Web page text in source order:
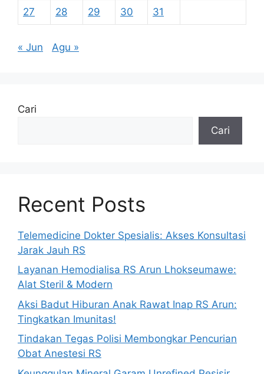
27 28 29 30 31
« Jun Agu »
Cari
Cari
Recent Posts
Telemedicine Dokter Spesialis: Akses Konsultasi
Jarak Jauh RS
Layanan Hemodialisa RS Arun Lhokseumawe:
Alat Steril & Modern
Aksi Badut Hiburan Anak Rawat Inap RS Arun:
Tingkatkan Imunitas!
Tindakan Tegas Polisi Membongkar Pencurian
Obat Anestesi RS